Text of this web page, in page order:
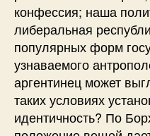
конфессия; наша
либеральная
популярных форм
узнаваемого
аргентинец может
таких условиях
идентичность? По